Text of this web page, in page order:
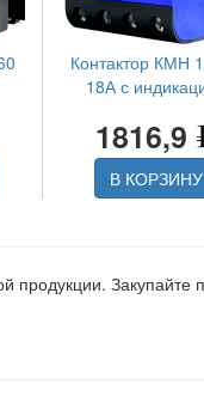
Контактор КМН
18А с
1816,9
В КОРЗИНУ
продукции.